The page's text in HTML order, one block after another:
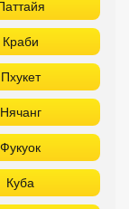
Краби
Пхукет
Нячанг
Фукуок
Куба